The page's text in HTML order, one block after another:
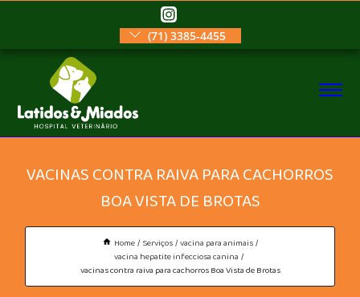
(71) 3385-4455
VACINAS CONTRA RAIVA PARA CACHORROS
BOA VISTA DE BROTAS
Home Serviços vacina para animais
vacina hepatite infecciosa canina
vacinas contra raiva para cachorros Boa Vista de Brotas